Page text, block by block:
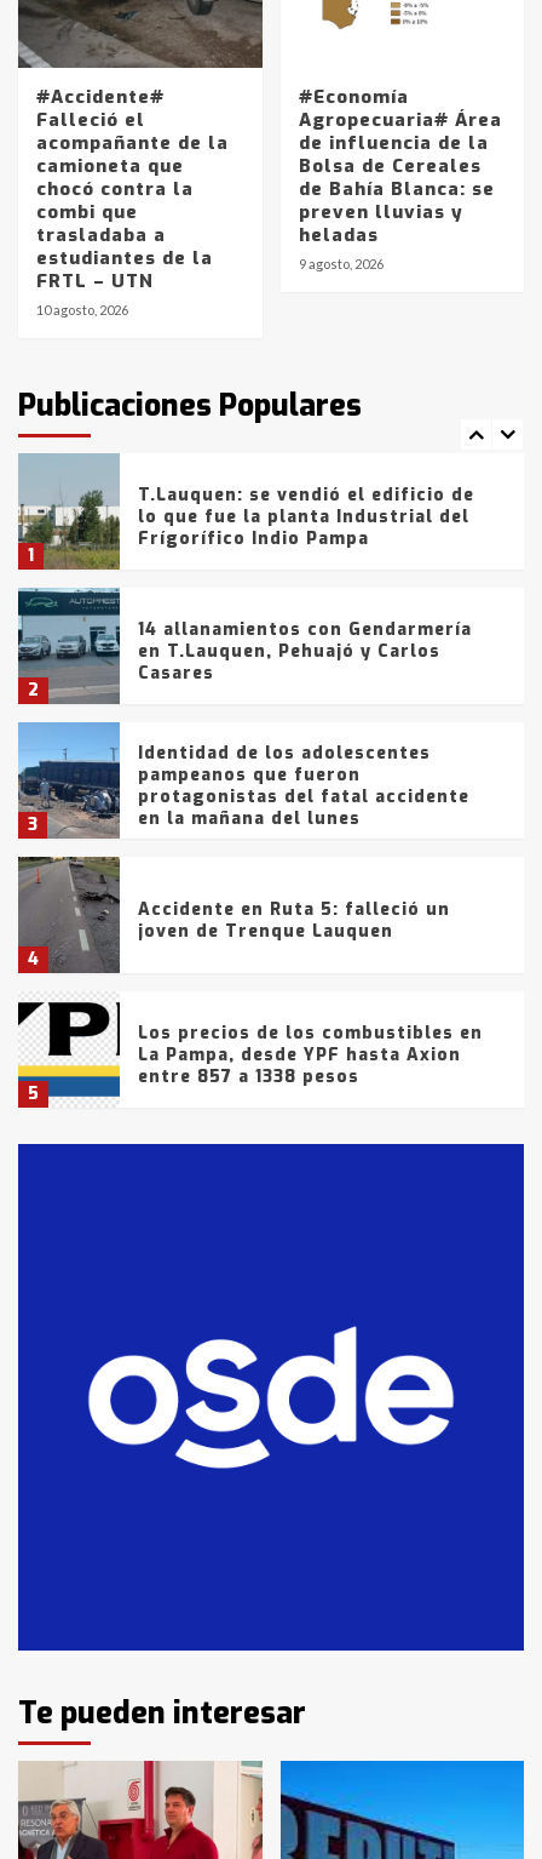
#Accidente#
Falleció el
acompañante de la
camioneta que
chocó contra la
combi que
trasladaba a
estudiantes de la
FRTL – UTN
10 agosto, 2026
#Economía
Agropecuaria# Área
de influencia de la
Bolsa de Cereales
de Bahía Blanca: se
preven lluvias y
heladas
9 agosto, 2026
Publicaciones Populares
4
5
Los precios de los combustibles en
La Pampa, desde YPF hasta Axion
entre 857 a 1338 pesos
6
La Bolsa de Cereales de Bahía
Blanca anticipa que Agosto vendrá
con lluvias y heladas, en gran parte
de la provincia
fueron detenidos por
comercialización de drogas en la
tarde del sábado
1
T.Lauquen: se vendió el edificio de
lo que fue la planta Industrial del
Frígorífico Indio Pampa
2
14 allanamientos con Gendarmería
en T.Lauquen, Pehuajó y Carlos
Casares
3
Identidad de los adolescentes
pampeanos que fueron
protagonistas del fatal accidente
en la mañana del lunes
4
Accidente en Ruta 5: falleció un
joven de Trenque Lauquen
5
Los precios de los combustibles en
La Pampa, desde YPF hasta Axion
entre 857 a 1338 pesos
fueron detenidos por
comercialización de drogas en la
tarde del sábado
T.Lauquen: se vendió el edificio de
lo que fue la planta Industrial del
3
Identidad de los adolescentes
pampeanos que fueron
en la mañana del lunes
Accidente en Ruta 5: falleció un
Te pueden interesar